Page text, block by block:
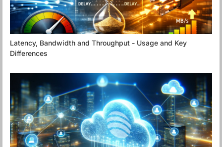
Latency, Bandwidth and Throughput - Usage and Key
Differences